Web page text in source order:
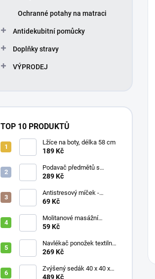
Ochranné potahy na matraci
Antidekubitní pomůcky
Doplňky stravy
VÝPRODEJ
TOP 10 PRODUKTŮ
Lžíce na boty, délka 58 cm
189 Kč
Podavač předmětů s
magnetem / prodloužená
81 / 90 cm
289 Kč
Antistresový míček -
průměr 75 mm, mix barev
69 Kč
Molitanové masážní
míčky, různé velikosti
59 Kč
Navlékač ponožek textilní
s plastovou vložkou
269 Kč
Zvýšený sedák 40 x 40 x
10 cm
489 Kč